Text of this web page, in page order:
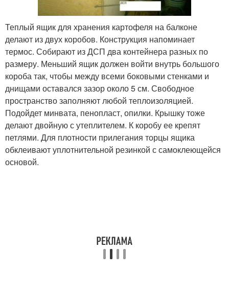
Теплый ящик для хранения картофеля на балконе
делают из двух коробов. Конструкция напоминает
термос. Собирают из ДСП два контейнера разных по
размеру. Меньший ящик должен войти внутрь большого
короба так, чтобы между всеми боковыми стенками и
днищами оставался зазор около 5 см. Свободное
пространство заполняют любой теплоизоляцией.
Подойдет минвата, пенопласт, опилки. Крышку тоже
делают двойную с утеплителем. К коробу ее крепят
петлями. Для плотности прилегания торцы ящика
обклеивают уплотнительной резинкой с самоклеющейся
основой.